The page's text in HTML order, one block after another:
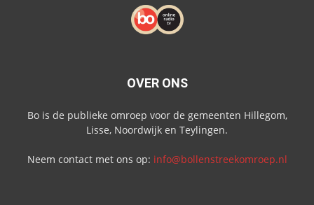
OVER ONS
Bo is de publieke omroep voor de gemeenten Hillegom,
Lisse, Noordwijk en Teylingen.
Neem contact met ons op: info@bollenstreekomroep.nl